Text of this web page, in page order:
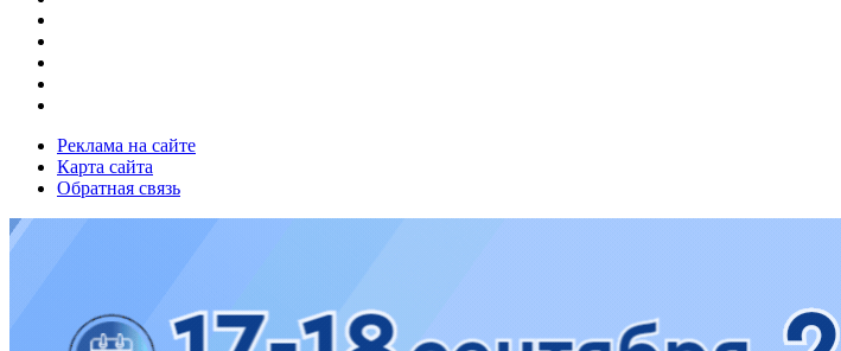
Реклама на сайте
Карта сайта
Обратная связь